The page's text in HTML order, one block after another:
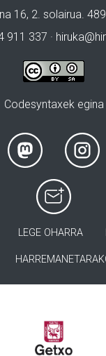
16, 2. solairua.
911 337 ·
Codesyntaxek egina
LEGE OHARRA